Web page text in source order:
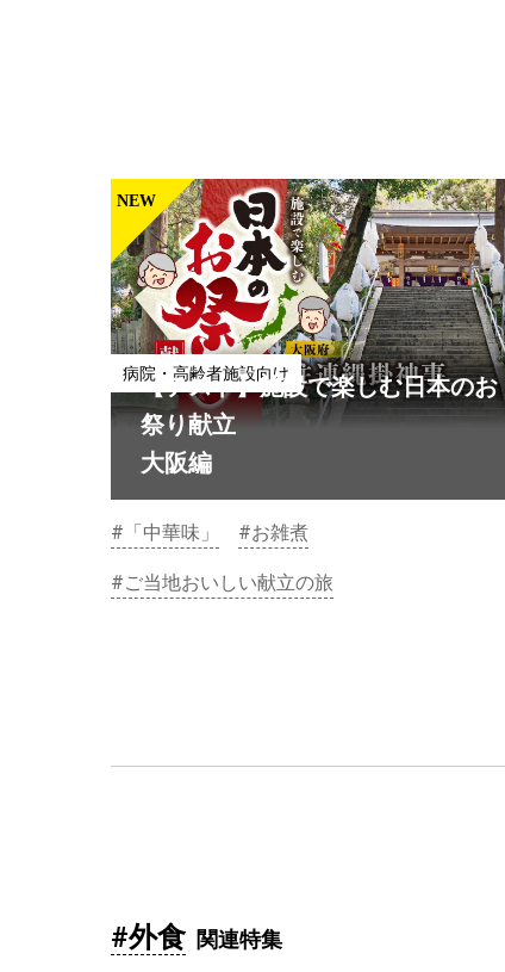
外食向け
北海道十勝ポテトサラダ アンチョ
ビガーリック パッと開けて簡単ア
レンジ！お店独自のポテトサラダ
に。
#ポテトサラダ #外食 #客単価UP
病院・高齢者施設向け
【テスト】施設で楽しむ日本のお
祭り献立
大阪編
NEW
#「中華味」 #お雑煮
#ご当地おいしい献立の旅
に。
#外食 関連特集